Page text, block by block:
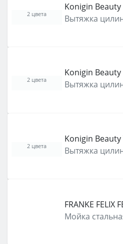
Konigin Beauty
Вытяжка
2 цвета
Konigin Beauty
Вытяжка
2 цвета
Konigin Beauty
Вытяжка
2 цвета
FRANKE FELIX
Мойка